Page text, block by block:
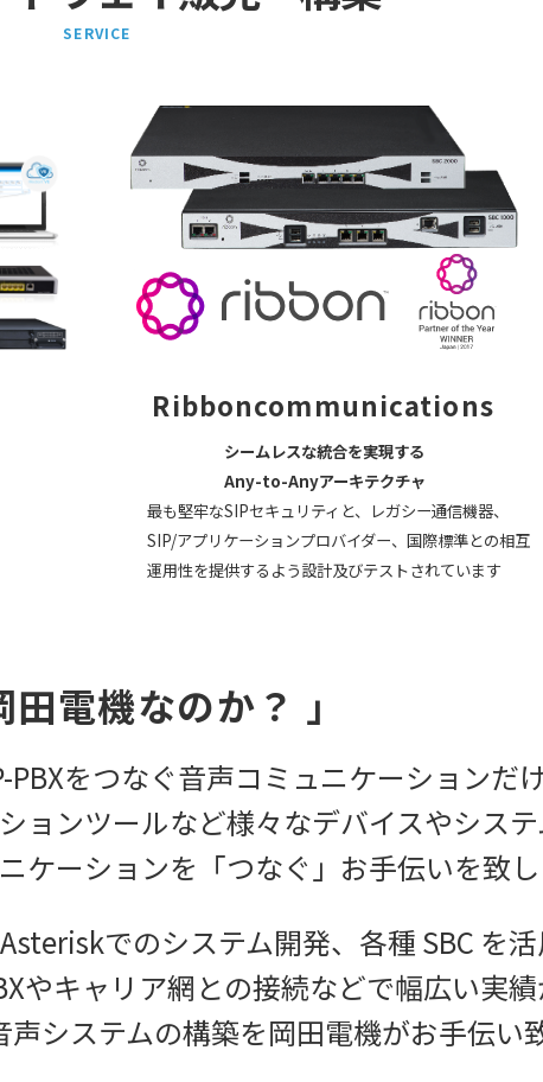
SERVICE
Ribboncommunications
シームレスな統合を実現する
Any-to-Anyアーキテクチャ
最も堅牢なSIPセキュリティと、レガシー通信機器、
SIP/アプリケーションプロバイダー、国際標準との相互
運用性を提供するよう設計及びテストされています
田電機なのか？ 」
をつなぐ音声コミュニケーションだ
ンツールなど様々なデバイスやシステ
ケーションを「つなぐ」お手伝いを致し
でのシステム開発、各種 SBC を
やキャリア網との接続などで幅広い実績
システムの構築を岡田電機がお手伝い